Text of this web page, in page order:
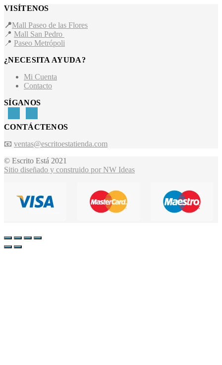
VISÍTENOS
📍Mall Paseo de las Flores
📍 Mall San Pedro
📍 Paseo Metrópoli
¿NECESITA AYUDA?
Mi Cuenta
Contacto
SÍGANOS
CONTÁCTENOS
📧 ventas@escritoestatienda.com
© Escrito Está 2021
Sitio diseñado y construido por NW Ideas